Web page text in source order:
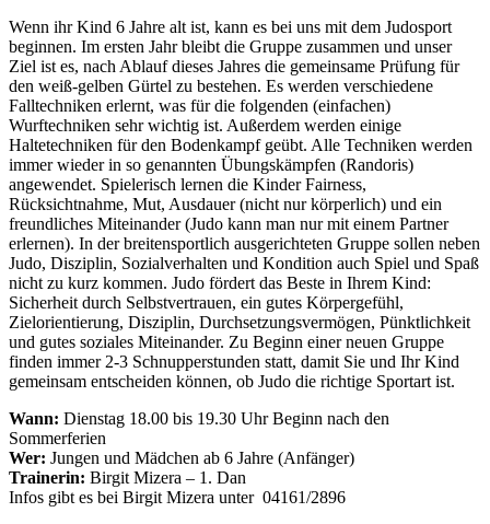
Wenn ihr Kind 6 Jahre alt ist, kann es bei uns mit dem Judosport
beginnen. Im ersten Jahr bleibt die Gruppe zusammen und unser
Ziel ist es, nach Ablauf dieses Jahres die gemeinsame Prüfung für
den weiß-gelben Gürtel zu bestehen. Es werden verschiedene
Falltechniken erlernt, was für die folgenden (einfachen)
Wurftechniken sehr wichtig ist. Außerdem werden einige
Haltetechniken für den Bodenkampf geübt. Alle Techniken werden
immer wieder in so genannten Übungskämpfen (Randoris)
angewendet. Spielerisch lernen die Kinder Fairness,
Rücksichtnahme, Mut, Ausdauer (nicht nur körperlich) und ein
freundliches Miteinander (Judo kann man nur mit einem Partner
erlernen). In der breitensportlich ausgerichteten Gruppe sollen neben
Judo, Disziplin, Sozialverhalten und Kondition auch Spiel und Spaß
nicht zu kurz kommen. Judo fördert das Beste in Ihrem Kind:
Sicherheit durch Selbstvertrauen, ein gutes Körpergefühl,
Zielorientierung, Disziplin, Durchsetzungsvermögen, Pünktlichkeit
und gutes soziales Miteinander. Zu Beginn einer neuen Gruppe
finden immer 2-3 Schnupperstunden statt, damit Sie und Ihr Kind
gemeinsam entscheiden können, ob Judo die richtige Sportart ist.
Wann: Dienstag 18.00 bis 19.30 Uhr Beginn nach den
Sommerferien
Wer: Jungen und Mädchen ab 6 Jahre (Anfänger)
Trainerin: Birgit Mizera – 1. Dan
Infos gibt es bei Birgit Mizera unter 04161/2896